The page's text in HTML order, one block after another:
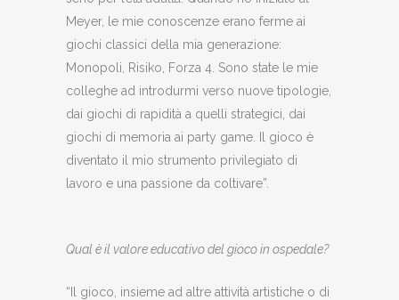
Meyer, le mie conoscenze erano ferme ai
giochi classici della mia generazione:
Monopoli, Risiko, Forza 4. Sono state le mie
colleghe ad introdurmi verso nuove tipologie,
dai giochi di rapidità a quelli strategici, dai
giochi di memoria ai party game. Il gioco è
diventato il mio strumento privilegiato di
lavoro e una passione da coltivare”.
Qual è il valore educativo del gioco in ospedale?
“Il gioco, insieme ad altre attività artistiche o di